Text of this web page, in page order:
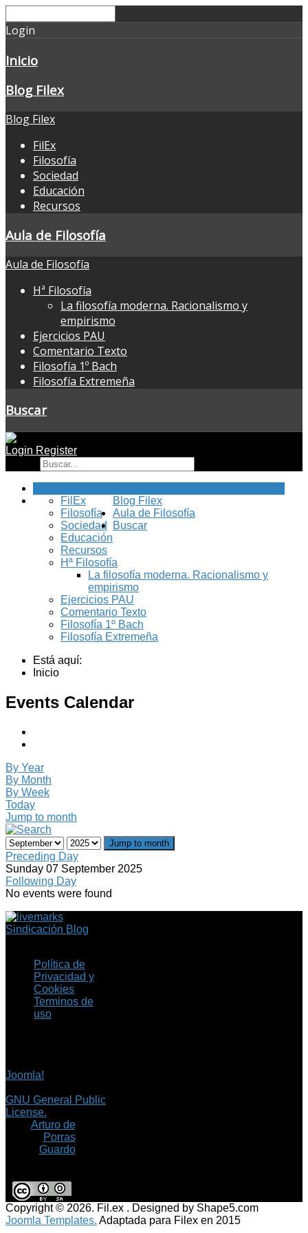
Login
Inicio
Blog Filex
Blog Filex
FilEx
Filosofía
Sociedad
Educación
Recursos
Aula de Filosofía
Aula de Filosofía
Hª Filosofía
La filosofía moderna. Racionalismo y
empirismo
Ejercicios PAU
Comentario Texto
Filosofía 1º Bach
Filosofía Extremeña
Buscar
Login Register
Blog Filex
FilEx
Filosofía
Sociedad
Educación
Recursos
Aula de Filosofía
Hª Filosofía
La filosofía moderna. Racionalismo y
empirismo
Ejercicios PAU
Comentario Texto
Filosofía 1º Bach
Filosofía Extremeña
Buscar
Está aquí:
Inicio
Events Calendar
By Year
By Month
By Week
Today
Jump to month
Jump to month
Preceding Day
Sunday 07 September 2025
Following Day
No events were found
Sindicación Blog
Política de
Privacidad y
Cookies
Terminos de
uso
Joomla!
GNU General Public
License.
Arturo de
Porras
Guardo
Copyright © 2026. Fil.ex . Designed by Shape5.com
Joomla Templates. Adaptada para Filex en 2015